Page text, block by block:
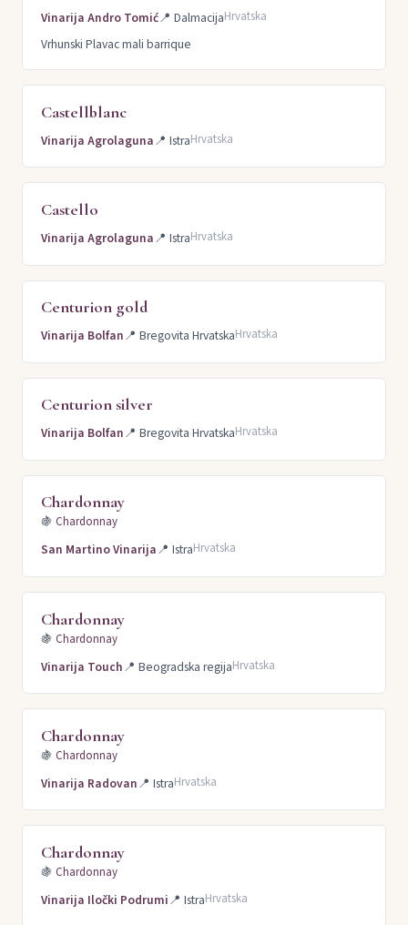
Vinarija Andro Tomić📍 DalmacijaHrvatska
Vrhunski Plavac mali barrique
Castellblanc
Vinarija Agrolaguna📍 IstraHrvatska
Castello
Vinarija Agrolaguna📍 IstraHrvatska
Centurion gold
Vinarija Bolfan📍 Bregovita HrvatskaHrvatska
Centurion silver
Vinarija Bolfan📍 Bregovita HrvatskaHrvatska
Chardonnay
🍇 Chardonnay
San Martino Vinarija📍 IstraHrvatska
Chardonnay
🍇 Chardonnay
Vinarija Touch📍 Beogradska regijaHrvatska
Chardonnay
🍇 Chardonnay
Vinarija Radovan📍 IstraHrvatska
Chardonnay
🍇 Chardonnay
Vinarija Iločki Podrumi📍 IstraHrvatska